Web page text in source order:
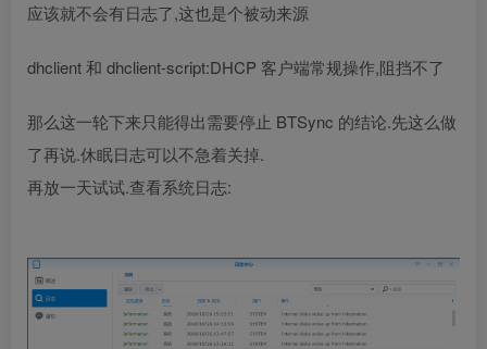
应该就不会有日志了,这也是个被动来源
dhclient 和 dhclient-script:DHCP 客户端常规操作,阻挡不了
那么这一轮下来只能得出需要停止 BTSync 的结论.先这么做
了再说.休眠日志可以不急着关掉.
再放一天试试.查看系统日志: